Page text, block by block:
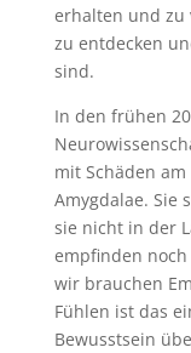
erhalten und zu
zu entdecken
sind.
In den frühen
mit Schäden
Amygdalae. Sie
sie nicht in der
empfinden
wir brauchen
Fühlen ist das
Bewusstsein